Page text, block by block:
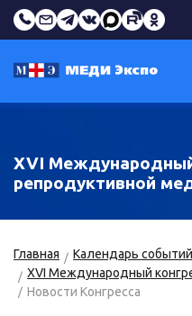
XVI Международный
репродуктивной
Главная Календарь событий
Новости Конгресса